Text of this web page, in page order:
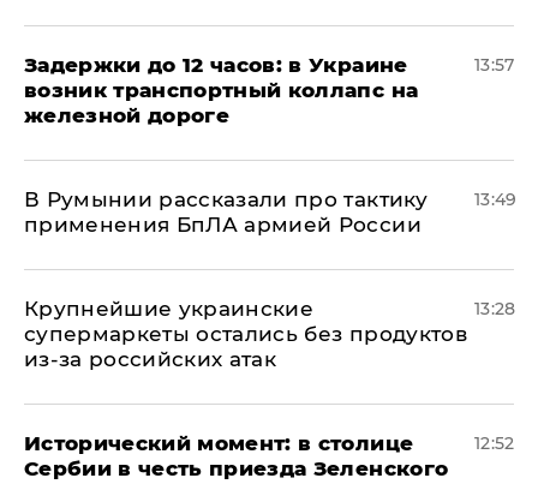
Задержки до 12 часов: в Украине
возник транспортный коллапс на
железной дороге
13:57
В Румынии рассказали про тактику
применения БпЛА армией России
13:49
Крупнейшие украинские
супермаркеты остались без продуктов
из-за российских атак
13:28
Исторический момент: в столице
Сербии в честь приезда Зеленского
12:52